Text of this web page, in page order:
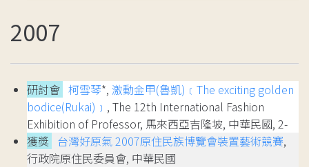
2007
研討會 柯雪琴*, 激動金甲(魯凱)﹝The exciting golden
bodice(Rukai)﹞ , The 12th International Fashion
Exhibition of Professor, 馬來西亞吉隆坡, 中華民國, 2-
獲獎 台灣好原氣 2007原住民族博覽會裝置藝術競賽,
行政院原住民委員會, 中華民國